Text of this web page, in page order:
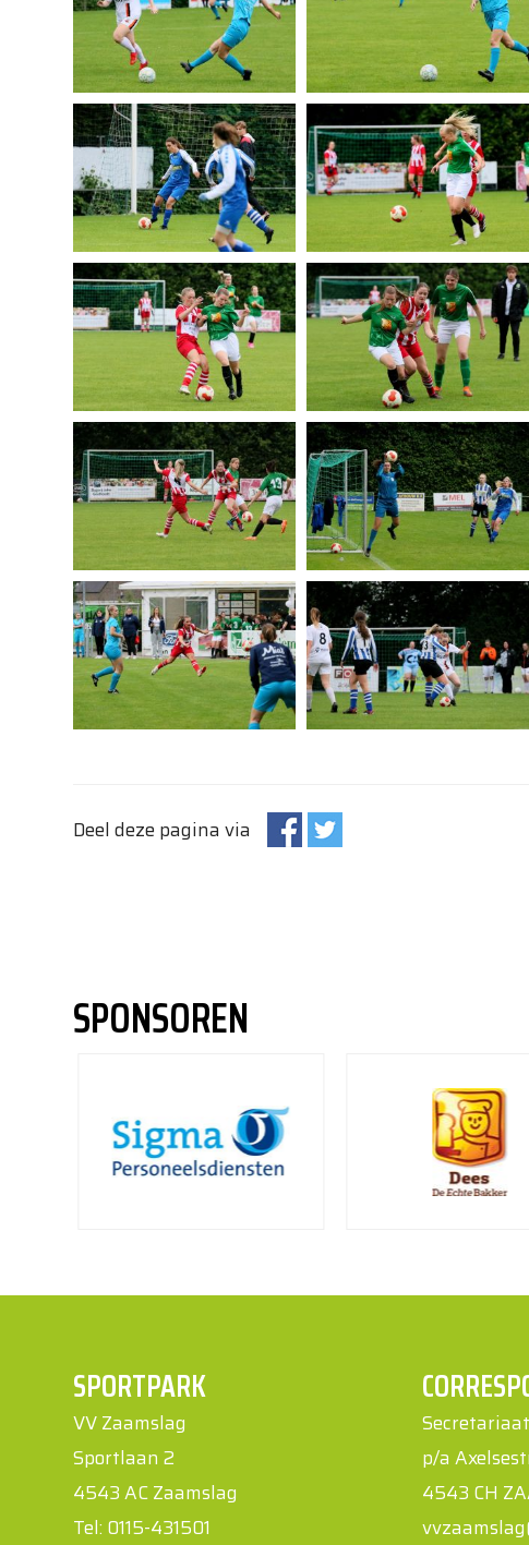
Deel deze pagina via
SPONSOREN
SPORTPARK
VV Zaamslag
Sportlaan 2
4543 AC Zaamslag
Tel: 0115-431501
p/a
4543 CH